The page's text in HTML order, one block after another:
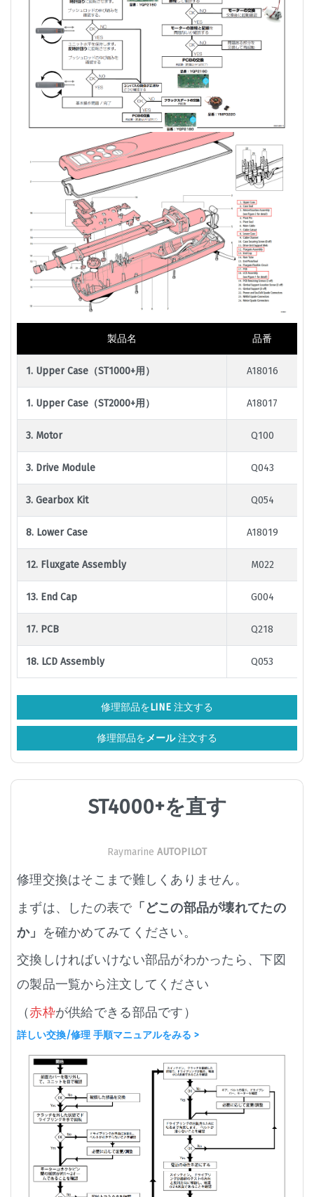
製品名 品番
1. Upper Case（ST1000+用） A18016
1. Upper Case（ST2000+用） A18017
3. Motor Q100
3. Drive Module Q043
3. Gearbox Kit Q054
8. Lower Case A18019
12. Fluxgate Assembly M022
13. End Cap G004
17. PCB Q218
18. LCD Assembly Q053
修理部品をLINE 注文する
修理部品をメール注文する
ST4000+を直す
Raymarine AUTOPILOT
修理交換はそこまで難しくありません。
まずは、したの表で「どこの部品が壊れてたの
か」
を確かめてみてください。
交換しければいけない部品がわかったら、下図
の製品一覧から注文してください
（赤枠が供給できる部品です）
詳しい交換/修理 手順マニュアルをみる >